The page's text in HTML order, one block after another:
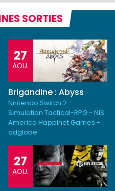
SORTIES
27
AOU.
Brigandine : Abyss
Nintendo Switch 2 -
Simulation Tactical-RPG - NIS
America Happinet Games -
adglobe
27
AOU.